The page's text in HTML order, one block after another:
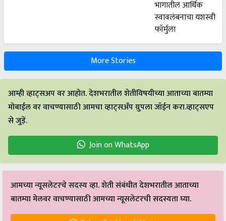
More Stories
आम्ही व्हाट्सअप वर आहोत. देशभरातील शेतीविषयीच्या आताच्या बातम्या
मोबाईल वर वाचण्यासाठी आमचा व्हाट्सअँप ग्रुपला जॉईन करा.व्हाट्सएप
से जुड़ें.
Join on WhatsApp
आमच्या न्यूसलेटरचे सदस्य व्हा. शेती संबंधीत देशभरातील आताच्या
बातम्या मेलवर वाचण्यासाठी आमच्या न्यूसलेटरची सदस्यता घ्या.